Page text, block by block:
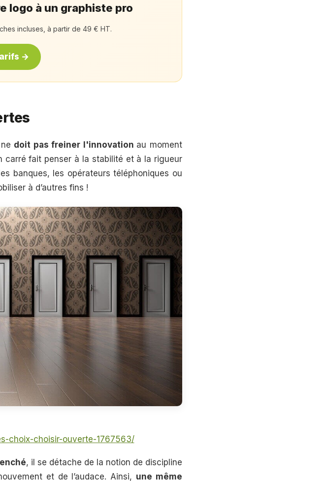
logo à un graphiste pro
incluses, à partir de 49 € HT.
→
doit pas freiner l'innovation au moment
carré fait penser à la stabilité et à la rigueur
banques, les opérateurs téléphoniques ou
à d’autres fins !
choix-choisir-ouverte-1767563/
, il se détache de la notion de discipline
et de l’audace. Ainsi, une même